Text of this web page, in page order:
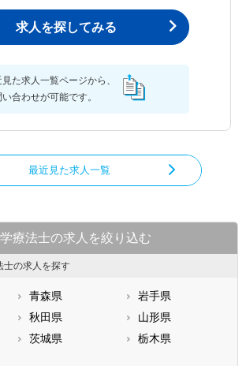
求人を探してみる
た求人一覧ページから、
い合わせが可能です。
最近見た求人一覧
療法士の求人を絞り込む
士の求人を探す
青森県
岩手県
秋田県
山形県
茨城県
栃木県